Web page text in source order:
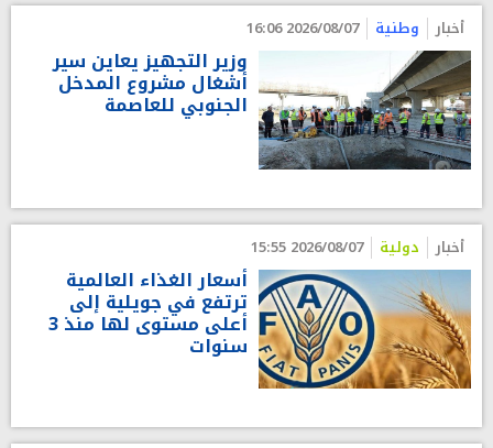
أخبار وطنية 2026/08/07 16:06
وزير التجهيز يعاين سير
أشغال مشروع المدخل
الجنوبي للعاصمة
أخبار دولية 2026/08/07 15:55
أسعار الغذاء العالمية
ترتفع في جويلية إلى
أعلى مستوى لها منذ 3
سنوات